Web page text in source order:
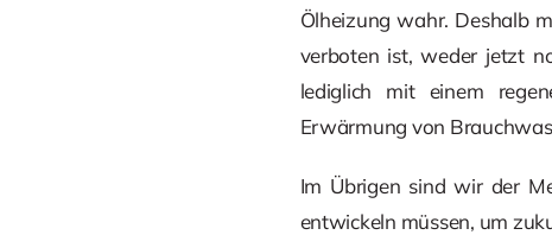
Ölheizung wahr. Deshalb
verboten ist, weder jetzt
lediglich mit einem
Erwärmung von
Im Übrigen sind wir der
entwickeln müssen, um